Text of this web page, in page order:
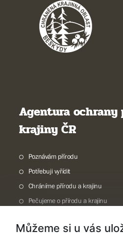
Agentura ochrany
krajiny ČR
Poznávám přírodu
Potřebuji vyřídit
Chráníme přírodu a krajinu
Pečujeme o přírodu a krajinu
O nás
Můžeme si u vás